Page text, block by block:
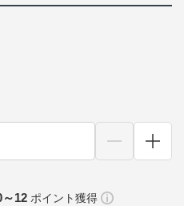
～12 ポイント獲得